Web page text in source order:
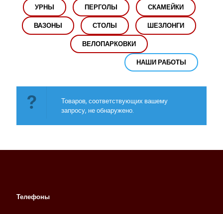
УРНЫ ПЕРГОЛЫ
СКАМЕЙКИ
ВАЗОНЫ
СТОЛЫ
ШЕЗЛОНГИ
ВЕЛОПАРКОВКИ
НАШИ РАБОТЫ
Товаров, соответствующих вашему
запросу, не обнаружено.
Телефоны